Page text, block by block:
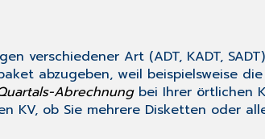
verschiedener Art (ADT, KADT,
abzugeben, weil beispielsweise
Abrechnungbei Ihrer örtlichen
KV, ob Sie mehrere Disketten oder